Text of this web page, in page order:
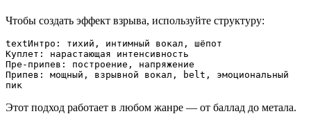
Чтобы создать эффект взрыва, используйте структуру:
textИнтро: тихий, интимный вокал, шёпот
Куплет: нарастающая интенсивность
Пре-припев: построение, напряжение
Припев: мощный, взрывной вокал, belt, эмоциональный
пик
Этот подход работает в любом жанре — от баллад до метала.